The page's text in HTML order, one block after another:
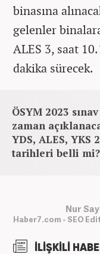
binasına
gelenler
ALES 3, saat
dakika sürecek.
ÖSYM 2023
zaman
YDS, ALES, YKS
tarihleri belli mi?
Nur
Haber7.com - SEO
İLİŞKİLİ